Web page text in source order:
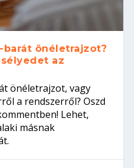
barát önéletrajzot?
az
önéletrajzot, vagy
a rendszerről? Oszd
Lehet,
másnak